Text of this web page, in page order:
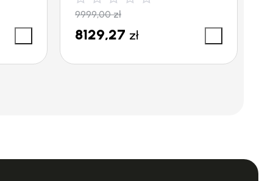
9999,00zł
8129,27 zł